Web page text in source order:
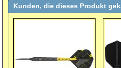
Kunden, die dieses Produkt